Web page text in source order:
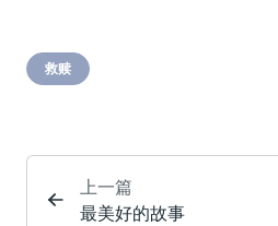
救赎
上一篇
最美好的故事